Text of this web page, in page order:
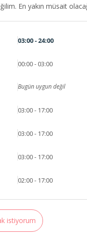
En yakın müsait
03:00 - 24:00
00:00 - 03:00
Bugün uygun değil
03:00 - 17:00
03:00 - 17:00
03:00 - 17:00
02:00 - 17:00
istiyorum